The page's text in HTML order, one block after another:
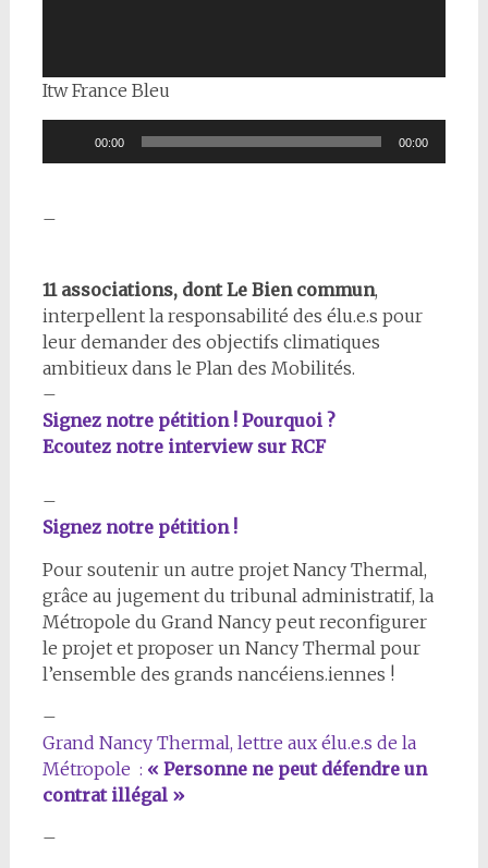
Itw France Bleu
audio
00:00 00:00
–
11 associations, dont Le Bien commun,
interpellent la responsabilité des élu.e.s pour
leur demander des objectifs climatiques
ambitieux dans le Plan des Mobilités.
–
Signez notre pétition ! Pourquoi ?
Ecoutez notre interview sur RCF
–
Signez notre pétition !
Pour soutenir un autre projet Nancy Thermal,
grâce au jugement du tribunal administratif, la
Métropole du Grand Nancy peut reconfigurer
le projet et proposer un Nancy Thermal pour
l’ensemble des grands nancéiens.iennes !
–
Grand Nancy Thermal, lettre aux élu.e.s de la
Métropole : « Personne ne peut défendre un
contrat illégal »
–